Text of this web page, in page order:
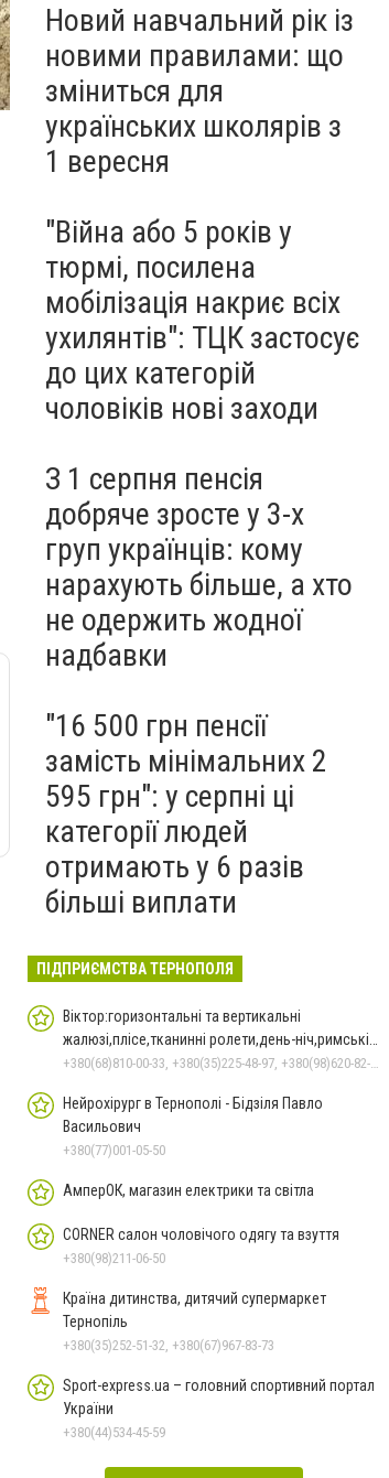
Новий навчальний рік із
новими правилами: що
зміниться для
українських школярів з
1 вересня
"Війна або 5 років у
тюрмі, посилена
мобілізація накриє всіх
ухилянтів": ТЦК застосує
до цих категорій
чоловіків нові заходи
З 1 серпня пенсія
добряче зросте у 3-х
груп українців: кому
нарахують більше, а хто
не одержить жодної
надбавки
"16 500 грн пенсії
замість мінімальних 2
595 грн": у серпні ці
категорії людей
отримають у 6 разів
більші виплати
ПІДПРИЄМСТВА ТЕРНОПОЛЯ
Віктор:горизонтальні та вертикальні
жалюзі,плісе,тканинні ролети,день-ніч,римські
штори в Тернополі
+380(68)810-00-33, +380(35)225-48-97, +380(98)620-82-24
Нейрохірург в Тернополі - Бідзіля Павло
Васильович
+380(77)001-05-50
АмперОК, магазин електрики та світла
CORNER салон чоловічого одягу та взуття
+380(98)211-06-50
Країна дитинства, дитячий супермаркет
Тернопіль
+380(35)252-51-32, +380(67)967-83-73
Sport-express.ua – головний спортивний портал
України
+380(44)534-45-59